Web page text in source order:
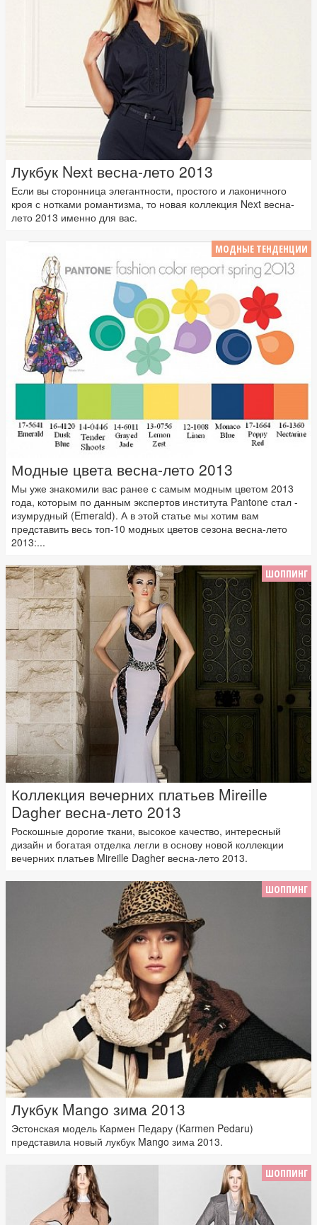
Лукбук Next весна-лето 2013
Если вы сторонница элегантности, простого и лаконичного
кроя с нотками романтизма, то новая коллекция Next весна-
лето 2013 именно для вас.
МОДНЫЕ ТЕНДЕНЦИИ
Модные цвета весна-лето 2013
Мы уже знакомили вас ранее с самым модным цветом 2013
года, которым по данным экспертов института Pantone стал -
изумрудный (Emerald). А в этой статье мы хотим вам
представить весь топ-10 модных цветов сезона весна-лето
2013:...
ШОППИНГ
Коллекция вечерних платьев Mireille
Dagher весна-лето 2013
Роскошные дорогие ткани, высокое качество, интересный
дизайн и богатая отделка легли в основу новой коллекции
вечерних платьев Mireille Dagher весна-лето 2013.
ШОППИНГ
Лукбук Mango зима 2013
Эстонская модель Кармен Педару (Karmen Pedaru)
представила новый лукбук Mango зима 2013.
ШОППИНГ